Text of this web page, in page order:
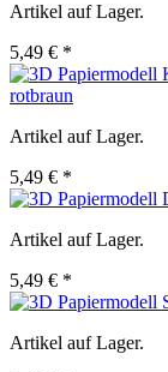
Artikel auf Lager.
5,49 € *
rotbraun
Artikel auf Lager.
5,49 € *
Artikel auf Lager.
5,49 € *
Artikel auf Lager.